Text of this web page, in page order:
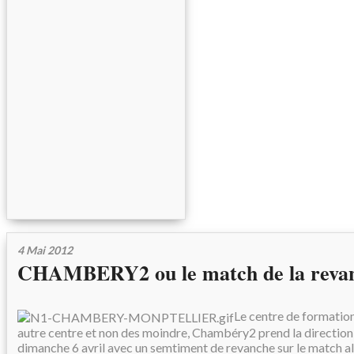
4 Mai 2012
CHAMBERY2 ou le match de la
Le centre de
autre centre et non des moindre, Chambéry2 prend la
dimanche 6 avril avec un semtiment de revanche sur le match